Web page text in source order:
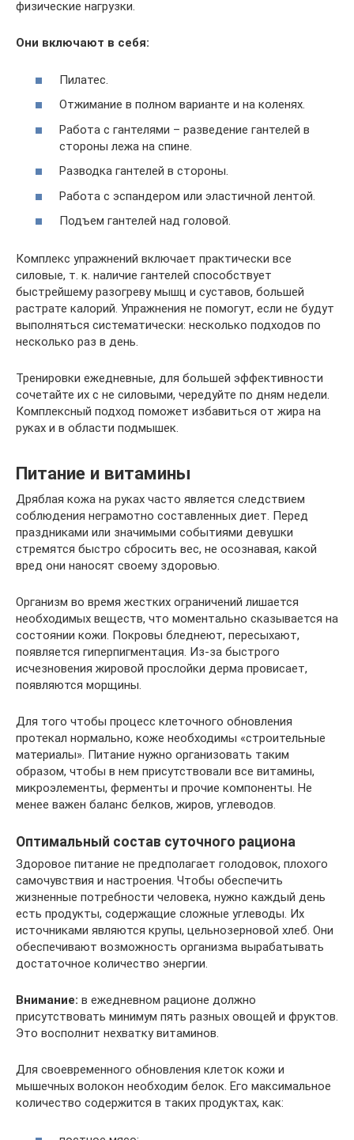
физические нагрузки.
Они включают в себя:
Пилатес.
Отжимание в полном варианте и на коленях.
Работа с гантелями – разведение гантелей в
стороны лежа на спине.
Разводка гантелей в стороны.
Работа с эспандером или эластичной лентой.
Подъем гантелей над головой.
Комплекс упражнений включает практически все
силовые, т. к. наличие гантелей способствует
быстрейшему разогреву мышц и суставов, большей
растрате калорий. Упражнения не помогут, если не будут
выполняться систематически: несколько подходов по
несколько раз в день.
Тренировки ежедневные, для большей эффективности
сочетайте их с не силовыми, чередуйте по дням недели.
Комплексный подход поможет избавиться от жира на
руках и в области подмышек.
Питание и витамины
Дряблая кожа на руках часто является следствием
соблюдения неграмотно составленных диет. Перед
праздниками или значимыми событиями девушки
стремятся быстро сбросить вес, не осознавая, какой
вред они наносят своему здоровью.
Организм во время жестких ограничений лишается
необходимых веществ, что моментально сказывается на
состоянии кожи. Покровы бледнеют, пересыхают,
появляется гиперпигментация. Из-за быстрого
исчезновения жировой прослойки дерма провисает,
появляются морщины.
Для того чтобы процесс клеточного обновления
протекал нормально, коже необходимы «строительные
материалы». Питание нужно организовать таким
образом, чтобы в нем присутствовали все витамины,
микроэлементы, ферменты и прочие компоненты. Не
менее важен баланс белков, жиров, углеводов.
Оптимальный состав суточного рациона
Здоровое питание не предполагает голодовок, плохого
самочувствия и настроения. Чтобы обеспечить
жизненные потребности человека, нужно каждый день
есть продукты, содержащие сложные углеводы. Их
источниками являются крупы, цельнозерновой хлеб. Они
обеспечивают возможность организма вырабатывать
достаточное количество энергии.
Внимание: в ежедневном рационе должно
присутствовать минимум пять разных овощей и фруктов.
Это восполнит нехватку витаминов.
Для своевременного обновления клеток кожи и
мышечных волокон необходим белок. Его максимальное
количество содержится в таких продуктах, как: